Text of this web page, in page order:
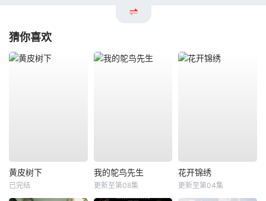
猜你喜欢
黄皮树下
已完结
我的鸵鸟先生
更新至第08集
花开锦绣
更新至第04集